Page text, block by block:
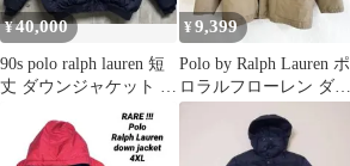
¥40,000
90s polo ralph lauren 短
丈 ダウンジャケット 肉
¥9,399
Polo by Ralph Lauren ポ
ロラルフローレン ダウ
ンジャケット